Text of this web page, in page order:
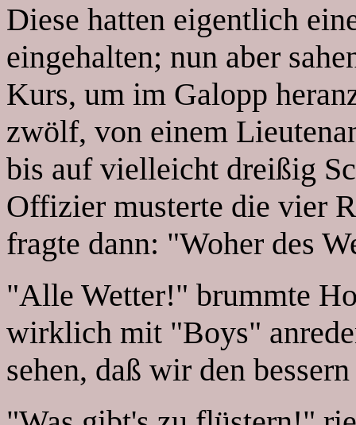
Diese hatten eigentlich
eingehalten; nun aber
Kurs, um im Galopp
zwölf, von einem
bis auf vielleicht dreißig
Offizier musterte die vier
fragte dann: "Woher des
"Alle Wetter!" brummte
wirklich mit "Boys"
sehen, daß wir den